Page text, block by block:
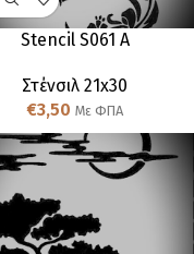
Stencil S061 A
Στένσιλ 21x30
€3,50 Με ΦΠΑ